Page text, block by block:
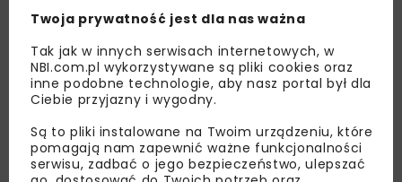
Zapoznałam/em się zPolityką Prywatnościi
Regulaminemoraz wyrażam zgodę na otrzymywanie na
handlowej w postaci newslettera.
Twoja prywatność jest dla nas ważna
Tak jak w innych serwisach internetowych, w
NBI.com.pl wykorzystywane są pliki cookies oraz
inne podobne technologie, aby nasz portal był dla
Ciebie przyjazny i wygodny.
Są to pliki instalowane na Twoim urządzeniu, które
pomagają nam zapewnić ważne funkcjonalności
serwisu, zadbać o jego bezpieczeństwo, ulepszać